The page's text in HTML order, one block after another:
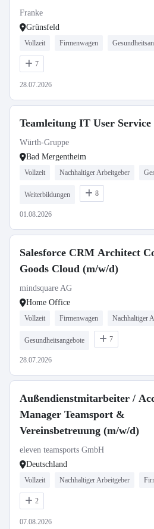
Franke
Grünsfeld
Vollzeit Firmenwagen
7
28.07.2026
Teamleitung IT User
Würth-Gruppe
Bad Mergentheim
Vollzeit Nachhaltiger Arbeitgeber
Weiterbildungen 8
01.08.2026
Salesforce CRM Architect
Goods Cloud (m/w/d)
mindsquare AG
Home Office
Vollzeit Firmenwagen Nachhaltiger
Gesundheitsangebote 7
28.07.2026
Außendienstmitarbeiter /
Manager Teamsport &
Vereinsbetreuung (m/w/d)
eleven teamsports GmbH
Deutschland
Vollzeit Nachhaltiger Arbeitgeber
2
07.08.2026